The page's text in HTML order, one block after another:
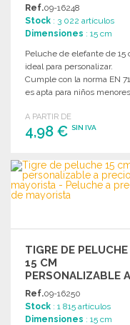
Ref.09-16248
Stock : 3 022 artículos
Dimensiones : 15 cm
Peluche de elefante de 15
ideal para personalizar.
Cumple con la norma EN
es apta para niños menores
A PARTIR DE
4,98 € SIN IVA
PEDIR
Solicitar un
TIGRE DE PELUCHE
15 CM
PERSONALIZABLE A
PRECIOS DE
MAYORISTA
Ref.09-16250
Stock : 1 815 artículos
Dimensiones : 15 cm